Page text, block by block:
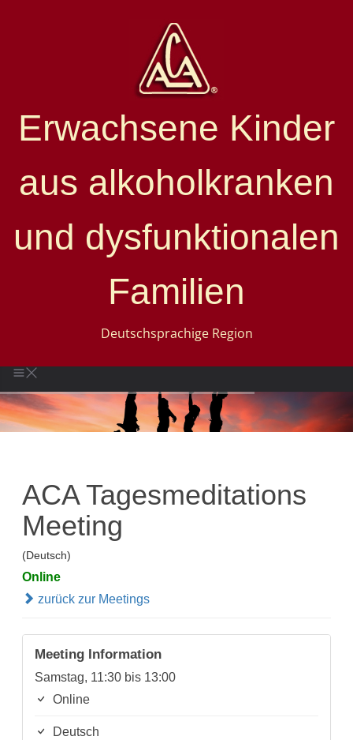
Erwachsene Kinder
aus alkoholkranken
und dysfunktionalen
Familien
Deutschsprachige Region
ACA Tagesmeditations
Meeting
(Deutsch)
Online
zurück zur Meetings
Meeting Information
Samstag, 11:30 bis 13:00
Online
Deutsch